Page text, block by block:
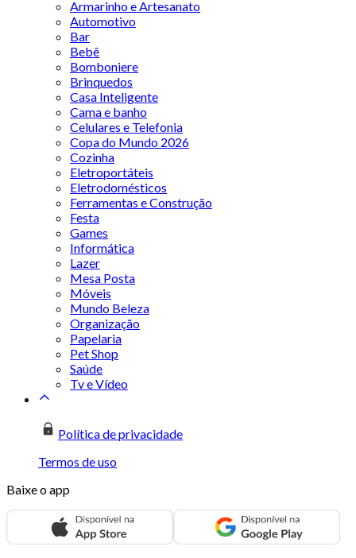
Armarinho e Artesanato
Automotivo
Bar
Bebê
Bomboniere
Brinquedos
Casa Inteligente
Cama e banho
Celulares e Telefonia
Copa do Mundo 2026
Cozinha
Eletroportáteis
Eletrodomésticos
Ferramentas e Construção
Festa
Games
Informática
Lazer
Mesa Posta
Móveis
Mundo Beleza
Organização
Papelaria
Pet Shop
Saúde
Tv e Vídeo
Política de privacidade
Termos de uso
Baixe o app